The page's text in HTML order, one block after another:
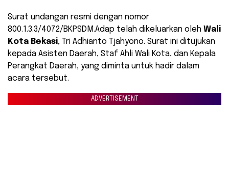
​Surat undangan resmi dengan nomor
800.1.3.3/4072/BKPSDM.Adap telah dikeluarkan oleh Wali
Kota Bekasi, Tri Adhianto Tjahyono. Surat ini ditujukan
kepada Asisten Daerah, Staf Ahli Wali Kota, dan Kepala
Perangkat Daerah, yang diminta untuk hadir dalam
acara tersebut.
ADVERTISEMENT